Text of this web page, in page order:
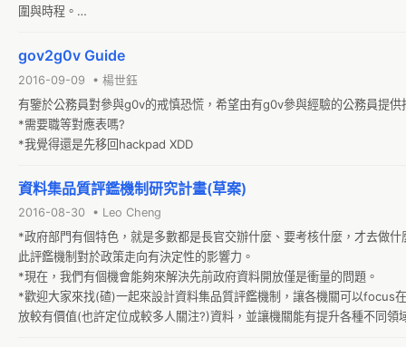
圍與時程。
gov2g0v Guide
2016-09-09 • 楊世鈺
有鑒於公務員對參與g0v的戒慎恐慌，希望由有g0v參與經驗的公務員提供
*需要職等對應表嗎?
*我覺得還是先移回hackpad XDD
資料集品質評鑑機制研究計畫(草案)
2016-08-30 • Leo Cheng
*政府部門有個特色，就是多數都是長官交辦什麼、要考核什麼，才去做什
此評鑑機制對於政策走向有決定性的影響力。
*現在，我們有個機會能夠來解決先前政府資料開放僅是衝量的問題。
*歡迎大家來找(碴)一起來設計資料集品質評鑑機制，讓各機關可以focus
放較有價值(也許定位成較多人關注?)資料，並讓機關能有提升各種不同領